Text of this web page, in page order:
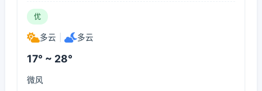
优
多云 多云
17° ~ 28°
微风